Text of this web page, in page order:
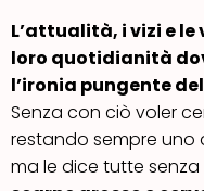
L’attualità, i vizi e
loro quotidianità
l’ironia pungente
Senza con ciò voler
restando sempre uno
ma le dice tutte senza